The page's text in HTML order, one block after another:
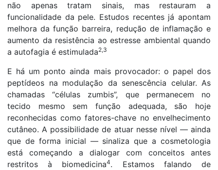
não apenas tratam sinais, mas restauram a
funcionalidade da pele. Estudos recentes já apontam
melhora da função barreira, redução de inflamação e
aumento da resistência ao estresse ambiental quando
a autofagia é estimulada2,3
E há um ponto ainda mais provocador: o papel dos
peptídeos na modulação da senescência celular. As
chamadas “células zumbis”, que permanecem no
tecido mesmo sem função adequada, são hoje
reconhecidas como fatores-chave no envelhecimento
cutâneo. A possibilidade de atuar nesse nível — ainda
que de forma inicial — sinaliza que a cosmetologia
está começando a dialogar com conceitos antes
restritos à biomedicina4. Estamos falando de